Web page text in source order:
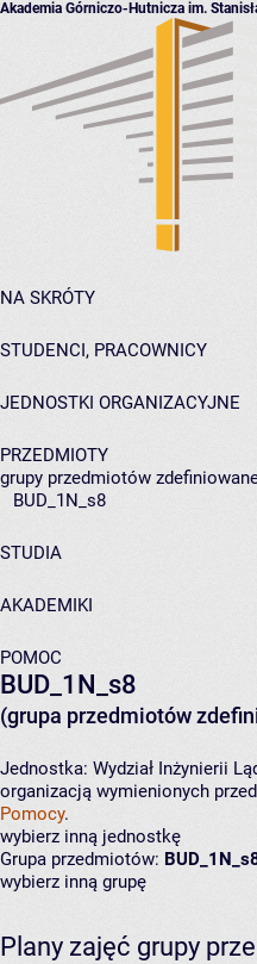
Akademia Górniczo-Hutnicza im.
NA SKRÓTY
STUDENCI, PRACOWNICY
JEDNOSTKI ORGANIZACYJNE
PRZEDMIOTY
grupy przedmiotów
BUD_1N_s8
STUDIA
AKADEMIKI
POMOC
BUD_1N_s8
(grupa przedmiotów
Jednostka: Wydział Inżynierii
organizacją wymienionych
Pomocy.
wybierz inną jednostkę
Grupa przedmiotów:
wybierz inną grupę
Plany zajęć grupy